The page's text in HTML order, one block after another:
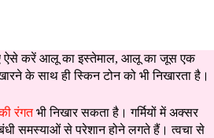
ऐसे करें आलू का इस्तेमाल, आलू का जूस एक
के साथ ही स्किन टोन को भी निखारता है।
रंगतभी निखार सकता है। गर्मियों में अक्सर
समस्याओं से परेशान होने लगते हैं। त्वचा से